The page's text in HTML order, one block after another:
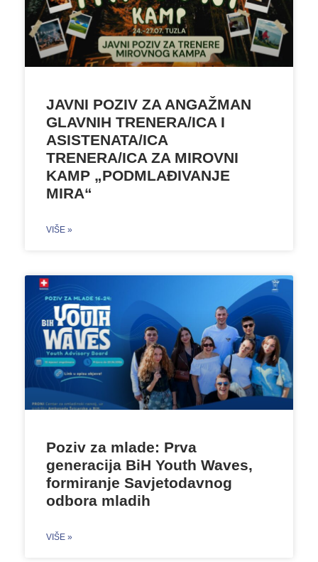
JAVNI POZIV ZA ANGAŽMAN
GLAVNIH TRENERA/ICA I
ASISTENATA/ICA
TRENERA/ICA ZA MIROVNI
KAMP „PODMLAĐIVANJE
MIRA“
VIŠE »
Poziv za mlade: Prva
generacija BiH Youth Waves,
formiranje Savjetodavnog
odbora mladih
VIŠE »